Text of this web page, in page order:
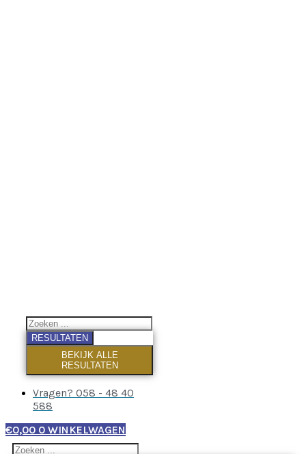
RESULTATEN
BEKIJK ALLE
RESULTATEN
Vragen? 058 - 48 40
588
€0,00 0 WINKELWAGEN